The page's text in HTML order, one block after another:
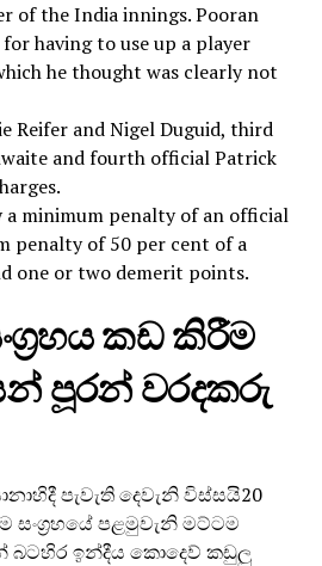
of the India innings. Pooran
having to use up a player
he thought was clearly not
Reifer and Nigel Duguid, third
and fourth official Patrick
a minimum penalty of an official
penalty of 50 per cent of a
one or two demerit points.
කඩ කිරීම
පූරන් වරදකරු
පැවැති දෙවැනි විස්සයි20
සංග්‍රහයේ පළමුවැනි මට්ටම
ඉන්දීය කොදෙව් කඩුලු